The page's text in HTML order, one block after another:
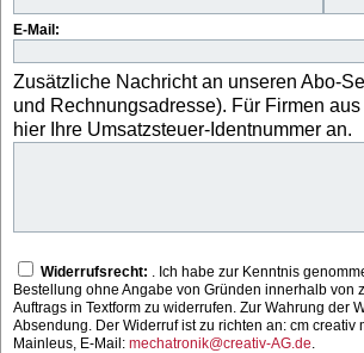
E-Mail:
Zusätzliche Nachricht an unseren Abo-
und Rechnungsadresse). Für Firmen
hier Ihre Umsatzsteuer-Identnummer an.
Widerrufsrecht: . Ich habe zur Kenntnis
Bestellung ohne Angabe von Gründen innerhalb von
Auftrags in Textform zu widerrufen. Zur Wahrung der
Absendung. Der Widerruf ist zu richten an: cm
Mainleus, E-Mail: mechatronik@creativ-AG.de.